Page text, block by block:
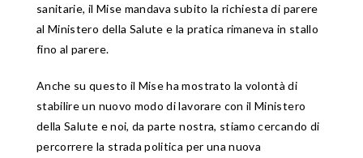
sanitarie, il Mise mandava subito la richiesta di parere
al Ministero della Salute e la pratica rimaneva in stallo
fino al parere.
Anche su questo il Mise ha mostrato la volontà di
stabilire un nuovo modo di lavorare con il Ministero
della Salute e noi, da parte nostra, stiamo cercando di
percorrere la strada politica per una nuova